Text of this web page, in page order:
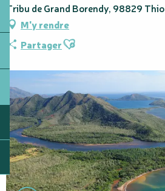
Tribu de Grand Borendy, 98829 Thio
M'y rendre
PartagerAjouter aux favoris